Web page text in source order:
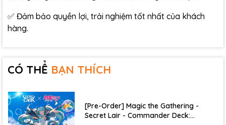
✅ Đảm bảo quyền lợi, trải nghiệm tốt nhất của khách
hàng.
CÓ THỂ BẠN THÍCH
[Pre-Order] Magic the Gathering -
Secret Lair - Commander Deck: